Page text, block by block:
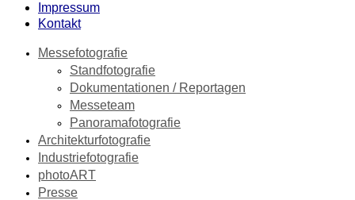
Impressum
Kontakt
Messefotografie
Standfotografie
Dokumentationen / Reportagen
Messeteam
Panoramafotografie
Architekturfotografie
Industriefotografie
photoART
Presse